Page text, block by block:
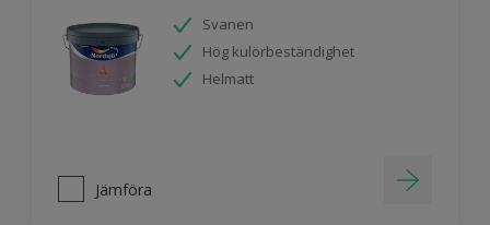
Svanen
Hög kulörbeständighet
Helmatt
Jämföra